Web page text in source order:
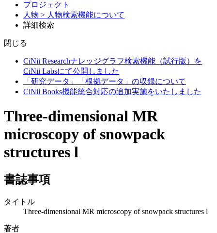
プロジェクト
人物 > 人物検索機能について
詳細検索
閉じる
CiNii Researchナレッジグラフ検索機能（試行版）を
CiNii Labsにて公開しました
「研究データ」「根拠データ」の収録について
CiNii Books機能統合対応の追加実施をいたしました
Three-dimensional MR
microscopy of snowpack
structures l
書誌事項
タイトル
Three-dimensional MR microscopy of snowpack structures l
著者